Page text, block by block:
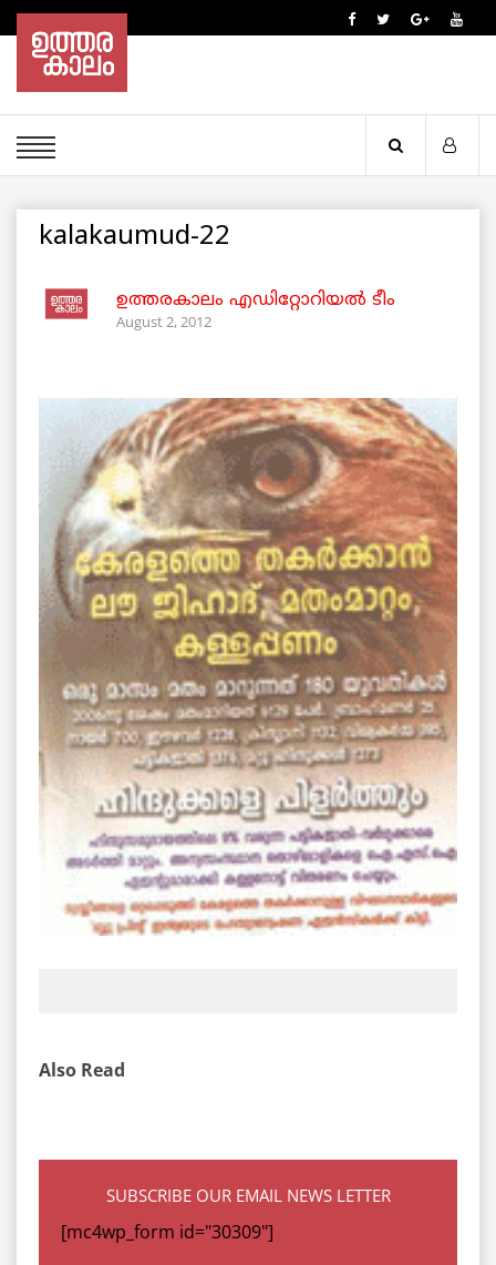
kalakaumud-22
ഉത്തരകാലം എഡിറ്റോറിയല്‍ ടീം
August 2, 2012
Also Read
SUBSCRIBE OUR EMAIL NEWS LETTER
[mc4wp_form id="30309"]